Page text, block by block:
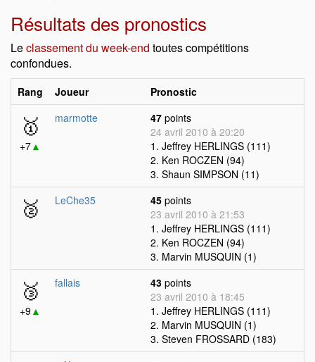
Résultats des pronostics
Leclassement du week-end toutes compétitions
confondues.
Rang Joueur Pronostic
🥇
+7▲
marmotte 47 points
24 avril 2010 à 20:20
1. Jeffrey HERLINGS (111)
2. Ken ROCZEN (94)
3. Shaun SIMPSON (11)
🥈 LeChe35 45 points
23 avril 2010 à 21:53
1. Jeffrey HERLINGS (111)
2. Ken ROCZEN (94)
3. Marvin MUSQUIN (1)
🥉
+9▲
fallais 43 points
23 avril 2010 à 18:45
1. Jeffrey HERLINGS (111)
2. Marvin MUSQUIN (1)
3. Steven FROSSARD (183)